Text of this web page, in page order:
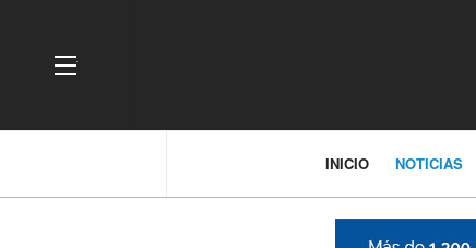
OFF CANVAS
INICIO NOTICIAS